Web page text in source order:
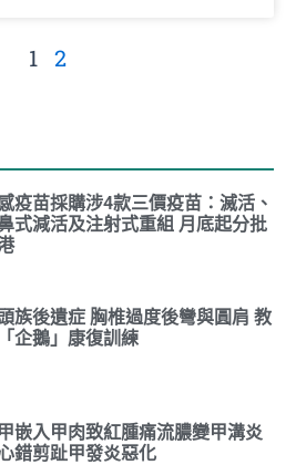
1 2
疫苗採購涉4款三價疫苗：滅活、
式減活及注射式重組 月底起分批
族後遺症 胸椎過度後彎與圓肩 教
企鵝」康復訓練
嵌入甲肉致紅腫痛流膿變甲溝炎
錯剪趾甲發炎惡化